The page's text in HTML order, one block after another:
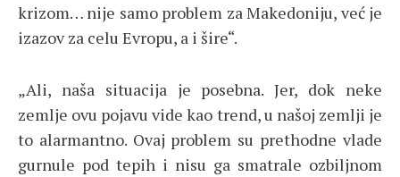
krizom… nije samo problem za Makedoniju, već je
izazov za celu Evropu, a i šire“.
„Ali, naša situacija je posebna. Jer, dok neke
zemlje ovu pojavu vide kao trend, u našoj zemlji je
to alarmantno. Ovaj problem su prethodne vlade
gurnule pod tepih i nisu ga smatrale ozbiljnom